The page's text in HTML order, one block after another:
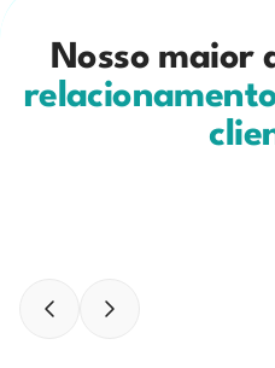
Nosso maior